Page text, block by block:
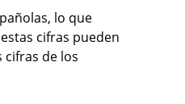
lo que
cifras pueden
cifras de los